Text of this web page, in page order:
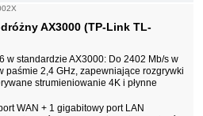
AX3000 (TP-Link TL-
w standardzie AX3000: Do 2402 Mb/s w
paśmie 2,4 GHz, zapewniające rozgrywki
strumieniowanie 4K i płynne
WAN + 1 gigabitowy port LAN